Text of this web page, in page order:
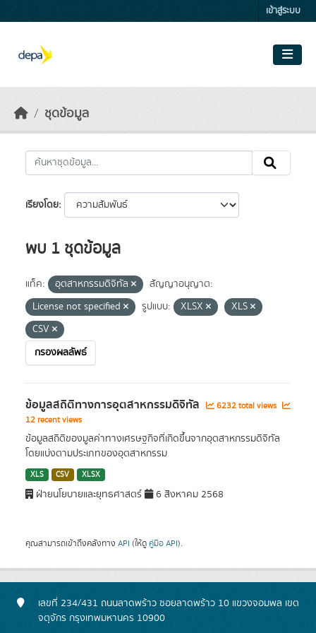
เข้าสู่ระบบ
ชุดข้อมูล
เรียงโดย
พบ 1 ชุดข้อมูล
แท็ค: อุตสาหกรรมดิจิทัล
สัญญาอนุญาต:
License not specified
รูปแบบ: XLSX
XLS
CSV
กรองผลลัพธ์
ข้อมูลสถิติทางการอุตสาหกรรมดิจิทัล
6232 total views
12 recent views
ข้อมูลสถิติของมูลค่าทางเศรษฐกิจที่เกิดขึ้นจากอุตสาหกรรมดิจิทัล
โดยแบ่งตามประเภทของอุตสาหกรรม
XLS CSV XLSX
ฝ่ายนโยบายและยุทธศาสตร์ 6 สิงหาคม 2568
คุณสามารถเข้าถึงคลังทาง API (ให้ดู คู่มือ API).
เลขที่ 234/431 ถนนลาดพร้าว ซอยลาดพร้าว 10 แขวงจอมพล เขต
จตุจักร กรุงเทพมหานคร 10900